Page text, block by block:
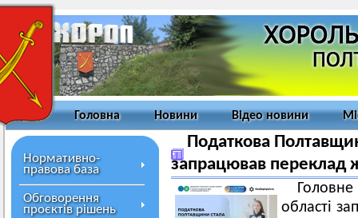
Головна Новини Відео новини
Нормативно-
правова база
Обговорення
проєктів рішень
Податкова
запрацював переклад
області